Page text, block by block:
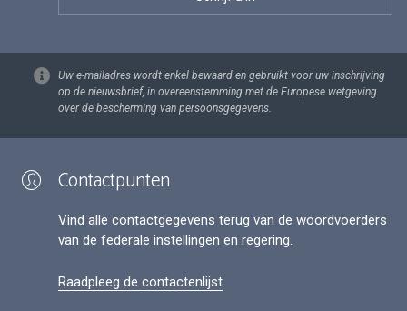
Uw e-mailadres wordt enkel bewaard en gebruikt voor uw inschrijving
op de nieuwsbrief, in overeenstemming met de Europese wetgeving
over de bescherming van persoonsgegevens.
Contactpunten
Vind alle contactgegevens terug van de woordvoerders
van de federale instellingen en regering.
Raadpleeg de contactenlijst